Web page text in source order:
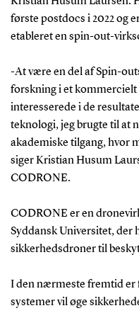
første postdocs i 2022 og
etableret en spin-out-
-At være en del af Spin-
forskning i et
interesserede i de
teknologi, jeg brugte til at
akademiske tilgang, hvor
siger Kristian Husum
CODRONE.
CODRONE er en
Syddansk Universitet, der
sikkerhedsdroner til
I den nærmeste fremtid er
systemer vil øge